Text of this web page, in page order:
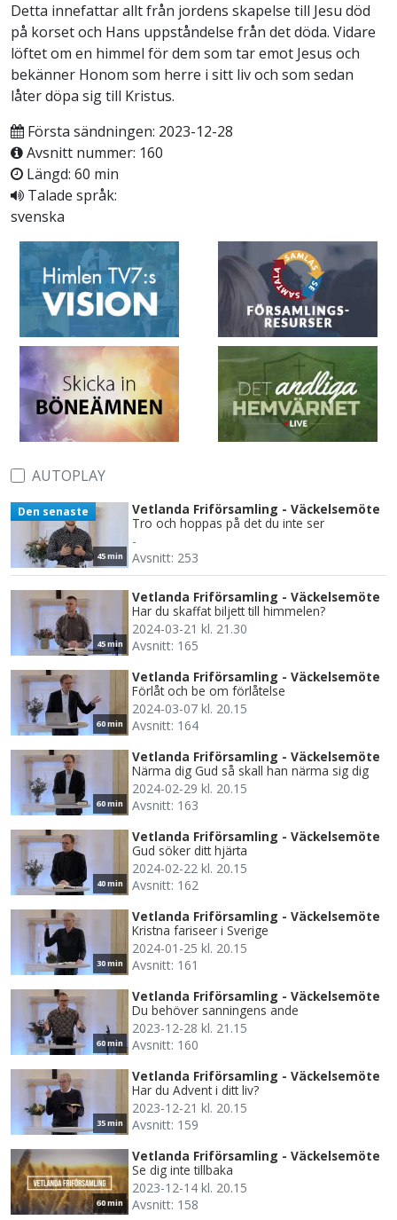
Detta innefattar allt från jordens skapelse till Jesu död
på korset och Hans uppståndelse från det döda. Vidare
löftet om en himmel för dem som tar emot Jesus och
bekänner Honom som herre i sitt liv och som sedan
låter döpa sig till Kristus.
Första sändningen: 2023-12-28
Avsnitt nummer: 160
Längd: 60 min
Talade språk:
svenska
AUTOPLAY
45 min
Den senaste
Vetlanda Friförsamling - Väckelsemöte
Tro och hoppas på det du inte ser
-
Avsnitt: 253
45 min
Vetlanda Friförsamling - Väckelsemöte
Har du skaffat biljett till himmelen?
2024-03-21 kl. 21.30
Avsnitt: 165
60 min
Vetlanda Friförsamling - Väckelsemöte
Förlåt och be om förlåtelse
2024-03-07 kl. 20.15
Avsnitt: 164
60 min
Vetlanda Friförsamling - Väckelsemöte
Närma dig Gud så skall han närma sig dig
2024-02-29 kl. 20.15
Avsnitt: 163
40 min
Vetlanda Friförsamling - Väckelsemöte
Gud söker ditt hjärta
2024-02-22 kl. 20.15
Avsnitt: 162
30 min
Vetlanda Friförsamling - Väckelsemöte
Kristna fariseer i Sverige
2024-01-25 kl. 20.15
Avsnitt: 161
60 min
Vetlanda Friförsamling - Väckelsemöte
Du behöver sanningens ande
2023-12-28 kl. 21.15
Avsnitt: 160
35 min
Vetlanda Friförsamling - Väckelsemöte
Har du Advent i ditt liv?
2023-12-21 kl. 20.15
Avsnitt: 159
60 min
Vetlanda Friförsamling - Väckelsemöte
Se dig inte tillbaka
2023-12-14 kl. 20.15
Avsnitt: 158